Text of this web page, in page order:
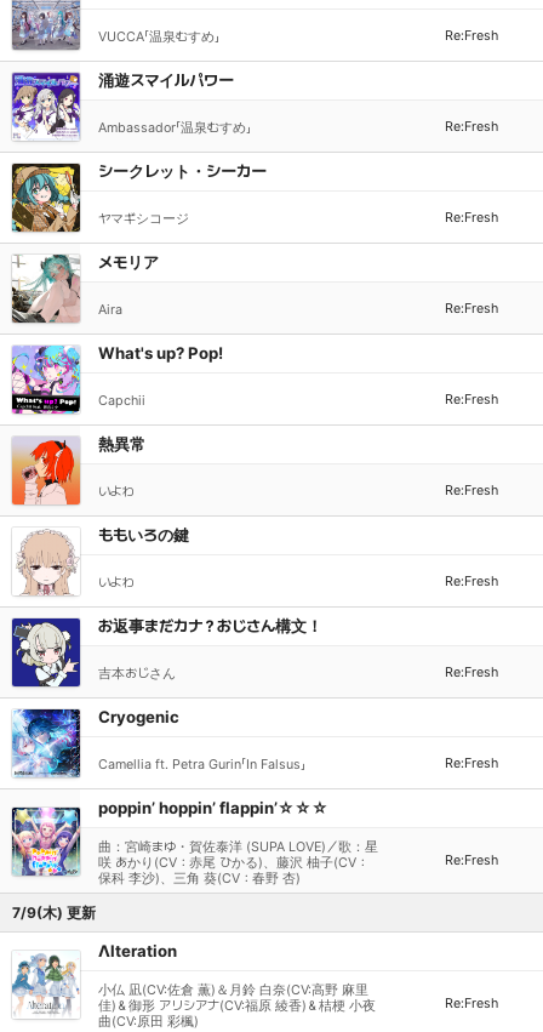
VUCCA「温泉むすめ」 Re:Fresh
涌遊スマイルパワー
Ambassador「温泉むすめ」 Re:Fresh
シークレット・シーカー
ヤマギシコージ Re:Fresh
メモリア
Aira Re:Fresh
What's up? Pop!
Capchii Re:Fresh
熱異常
いよわ Re:Fresh
ももいろの鍵
いよわ Re:Fresh
お返事まだカナ？おじさん構文！
吉本おじさん Re:Fresh
Cryogenic
Camellia ft. Petra Gurin「In Falsus」 Re:Fresh
poppin’ hoppin’ flappin’☆☆☆
曲：宮崎まゆ・賀佐泰洋 (SUPA LOVE)／歌：星
咲 あかり(CV：赤尾 ひかる)、藤沢 柚子(CV：
保科 李沙)、三角 葵(CV：春野 杏)
Re:Fresh
7/9(木) 更新
Λlteration
小仏 凪(CV:佐倉 薫)＆月鈴 白奈(CV:高野 麻里
佳)＆御形 アリシアナ(CV:福原 綾香)＆桔梗 小夜
曲(CV:原田 彩楓)
Re:Fresh